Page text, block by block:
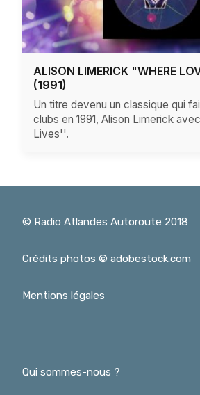
ALISON LIMERICK "WHERE
(1991)
Un titre devenu un classique qui
clubs en 1991, Alison Limerick
Lives''.
© Radio Atlandes Autoroute 2018
Crédits photos © adobestock.com
Mentions légales
Qui sommes-nous ?